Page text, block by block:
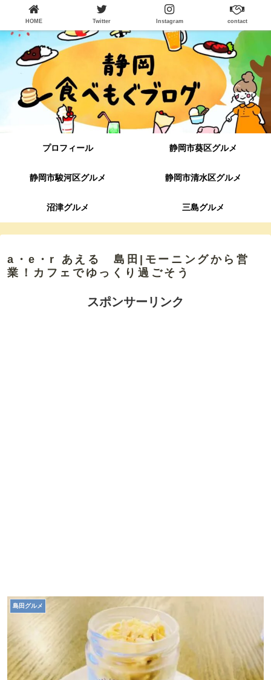
プロフィール 静岡市葵区グルメ
静岡市駿河区グルメ 静岡市清水区グルメ
沼津グルメ 三島グルメ
a・e・r あえる 島田|モーニングから営
業！カフェでゆっくり過ごそう
スポンサーリンク
島田グルメ
HOME Twitter Instagram contact